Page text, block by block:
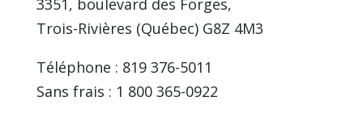
3351, boulevard des Forges,
Trois-Rivières (Québec) G8Z 4M3
Téléphone : 819 376-5011
Sans frais : 1 800 365-0922